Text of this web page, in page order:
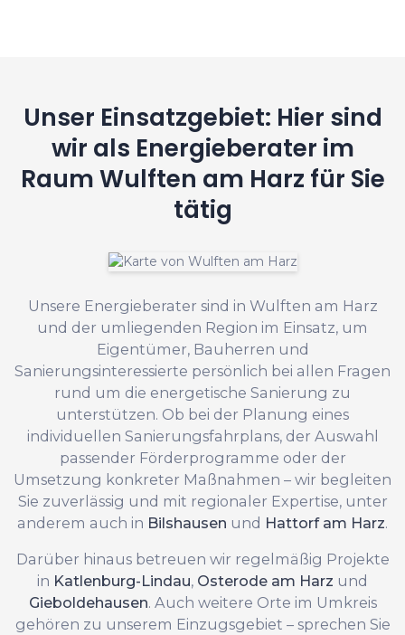
Unser Einsatzgebiet: Hier sind
wir als Energieberater im
Raum Wulften am Harz für Sie
tätig
Unsere Energieberater sind in Wulften am Harz
und der umliegenden Region im Einsatz, um
Eigentümer, Bauherren und
Sanierungsinteressierte persönlich bei allen Fragen
rund um die energetische Sanierung zu
unterstützen. Ob bei der Planung eines
individuellen Sanierungsfahrplans, der Auswahl
passender Förderprogramme oder der
Umsetzung konkreter Maßnahmen – wir begleiten
Sie zuverlässig und mit regionaler Expertise, unter
anderem auch in Bilshausen und Hattorf am Harz.
Darüber hinaus betreuen wir regelmäßig Projekte
in Katlenburg-Lindau, Osterode am Harz und
Gieboldehausen. Auch weitere Orte im Umkreis
gehören zu unserem Einzugsgebiet – sprechen Sie